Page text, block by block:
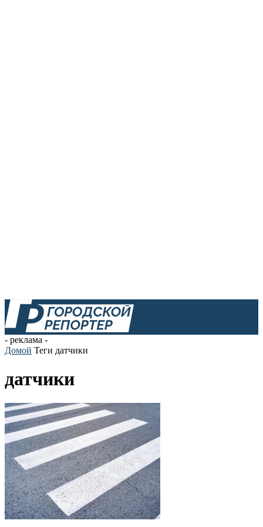
- реклама -
Домой Теги датчики
датчики